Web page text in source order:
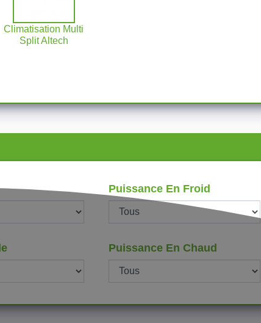
Climatisation Multi
Split Altech
Puissance En Froid
Puissance En Chaud